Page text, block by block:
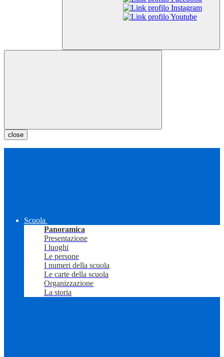
close
Scuola
Panoramica
Presentazione
I luoghi
Le persone
I numeri della scuola
Le carte della scuola
Organizzazione
La storia